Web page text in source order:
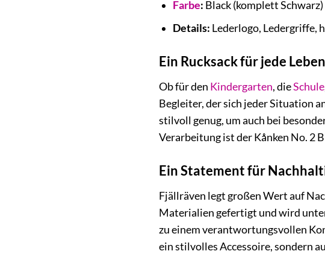
Farbe: Black (komplett Schwarz)
Details: Lederlogo, Ledergriffe,
Ein Rucksack für jede
Ob für den Kindergarten, dieSchule
Begleiter, der sich jeder Situation
stilvoll genug, um auch bei
Verarbeitung ist der Kånken No. 2
Ein Statement für
Fjällräven legt großen Wert auf
Materialien gefertigt und wird
zu einem verantwortungsvollen
ein stilvolles Accessoire, sondern